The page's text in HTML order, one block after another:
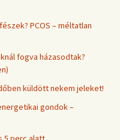
PCOS – méltatlan
fogva házasodtak?
küldött nekem jeleket!
gondok –